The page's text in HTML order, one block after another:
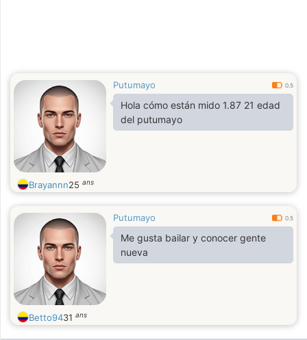
Putumayo 0.5
Hola cómo están mido 1.87 21 edad
del putumayo
Brayannn25 ans
Putumayo 0.5
Me gusta bailar y conocer gente
nueva
Betto9431 ans